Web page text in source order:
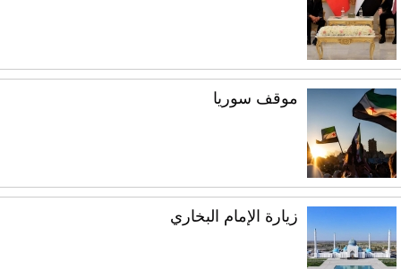
موقف سوريا
زيارة الإمام البخاري